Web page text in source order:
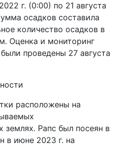
г. (0:00) по 21 августа
осадков составила
количество осадков в
Оценка и мониторинг
проведены 27 августа
расположены на
землях. Рапс был посеян в
в июне 2023 г. на